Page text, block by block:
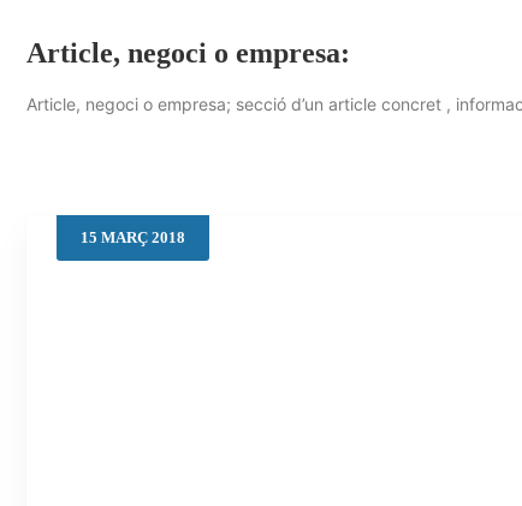
Article, negoci o empresa:
Article, negoci o empresa; secció d’un article concret ,
15 MARÇ 2018